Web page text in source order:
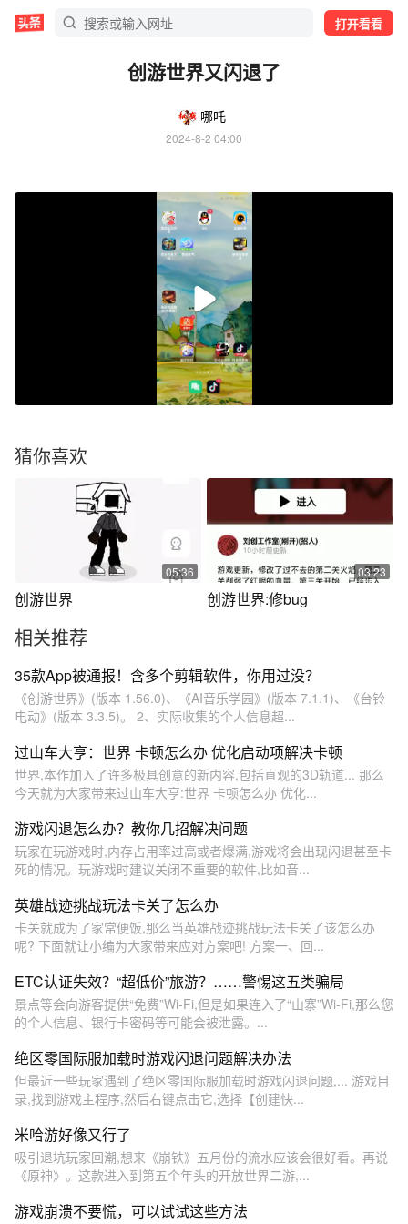
打开看看
创游世界又闪退了
哪吒
2024-8-2 04:00
猜你喜欢
05:36
创游世界
03:23
创游世界:修bug
相关推荐
35款App被通报！含多个剪辑软件，你用过没？
《创游世界》(版本 1.56.0)、《AI音乐学园》(版本 7.1.1)、《台铃
电动》(版本 3.3.5)。 2、实际收集的个人信息超...
过山车大亨：世界 卡顿怎么办 优化启动项解决卡顿
世界,本作加入了许多极具创意的新内容,包括直观的3D轨道... 那么
今天就为大家带来过山车大亨:世界 卡顿怎么办 优化...
游戏闪退怎么办？教你几招解决问题
玩家在玩游戏时,内存占用率过高或者爆满,游戏将会出现闪退甚至卡
死的情况。玩游戏时建议关闭不重要的软件,比如音...
英雄战迹挑战玩法卡关了怎么办
卡关就成为了家常便饭,那么当英雄战迹挑战玩法卡关了该怎么办
呢? 下面就让小编为大家带来应对方案吧! 方案一、回...
ETC认证失效？“超低价”旅游？……警惕这五类骗局
景点等会向游客提供“免费”Wi-Fi,但是如果连入了“山寨”Wi-Fi,那么您
的个人信息、银行卡密码等可能会被泄露。...
绝区零国际服加载时游戏闪退问题解决办法
但最近一些玩家遇到了绝区零国际服加载时游戏闪退问题,... 游戏目
录,找到游戏主程序,然后右键点击它,选择【创建快...
米哈游好像又行了
吸引退坑玩家回潮,想来《崩铁》五月份的流水应该会很好看。再说
《原神》。这款进入到第五个年头的开放世界二游,...
游戏崩溃不要慌，可以试试这些方法